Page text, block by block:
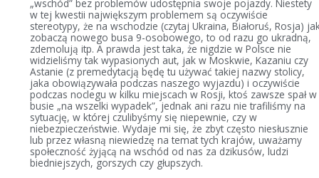
„wschód” bez problemów udostępnia swoje pojazdy. Niestety
w tej kwestii największym problemem są oczywiście
stereotypy, że na wschodzie (czytaj Ukraina, Białoruś, Rosja)
zobaczą nowego busa 9-osobowego, to od razu go ukradną,
zdemolują itp. A prawda jest taka, że nigdzie w Polsce nie
widzieliśmy tak wypasionych aut, jak w Moskwie, Kazaniu czy
Astanie (z premedytacją będę tu używać takiej nazwy stolicy,
jaka obowiązywała podczas naszego wyjazdu) i oczywiście
podczas noclegu w kilku miejscach w Rosji, ktoś zawsze spał w
busie „na wszelki wypadek”, jednak ani razu nie trafiliśmy na
sytuację, w której czulibyśmy się niepewnie, czy w
niebezpieczeństwie. Wydaje mi się, że zbyt często niesłusznie
lub przez własną niewiedzę na temat tych krajów, uważamy
społeczność żyjącą na wschód od nas za dzikusów, ludzi
biedniejszych, gorszych czy głupszych.